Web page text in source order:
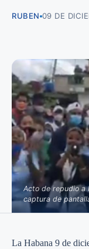
RUBEN 09 DE
Acto de repudio a
captura de
La Habana 9 de